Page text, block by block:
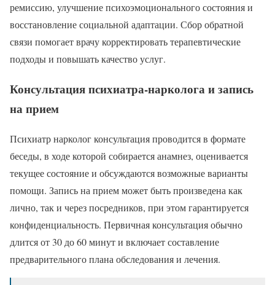
ремиссию, улучшение психоэмоционального состояния и
восстановление социальной адаптации. Сбор обратной
связи помогает врачу корректировать терапевтические
подходы и повышать качество услуг.
Консультация психиатра-нарколога и запись
на прием
Психиатр нарколог консультация проводится в формате
беседы, в ходе которой собирается анамнез, оценивается
текущее состояние и обсуждаются возможные варианты
помощи. Запись на прием может быть произведена как
лично, так и через посредников, при этом гарантируется
конфиденциальность. Первичная консультация обычно
длится от 30 до 60 минут и включает составление
предварительного плана обследования и лечения.